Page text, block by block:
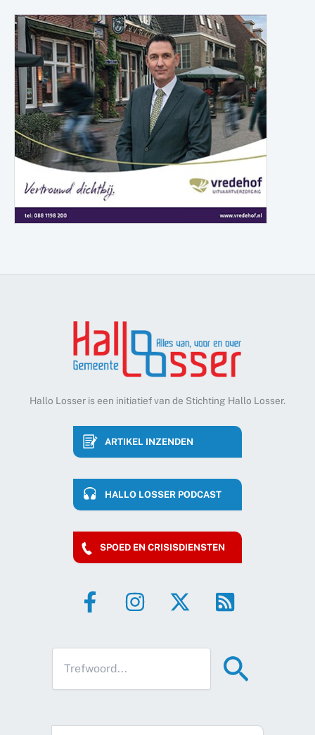
Hallo Losser is een initiatief van de Stichting Hallo Losser.
ARTIKEL INZENDEN
HALLO LOSSER PODCAST
SPOED EN CRISISDIENSTEN